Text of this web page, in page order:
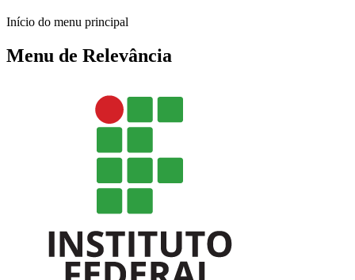
Início do menu principal
Menu de Relevância